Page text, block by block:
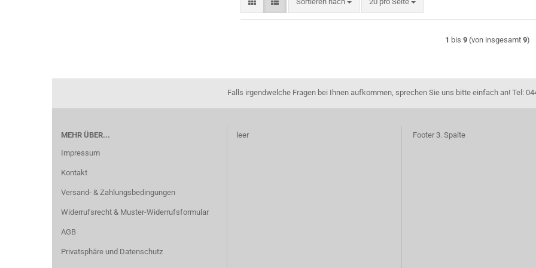
1 bis 9(von insgesamt 9)
Falls irgendwelche Fragen bei Ihnen aufkommen, sprechen Sie uns bitte einfach an! Tel:
MEHR ÜBER...
Impressum
Kontakt
Versand- & Zahlungsbedingungen
Widerrufsrecht & Muster-Widerrufsformular
AGB
Privatsphäre und Datenschutz
leer Footer 3. Spalte